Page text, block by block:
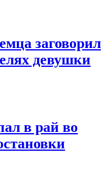
заговорил
девушки
в рай во